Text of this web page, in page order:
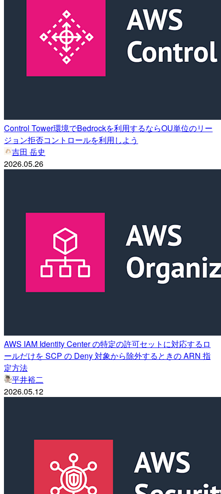
Control Tower環境でBedrockを利用するならOU単位のリー
ジョン拒否コントロールを利用しよう
吉田 岳史
2026.05.26
AWS IAM Identity Center の特定の許可セットに対応するロ
ールだけを SCP の Deny 対象から除外するときの ARN 指
定方法
平井裕二
2026.05.12